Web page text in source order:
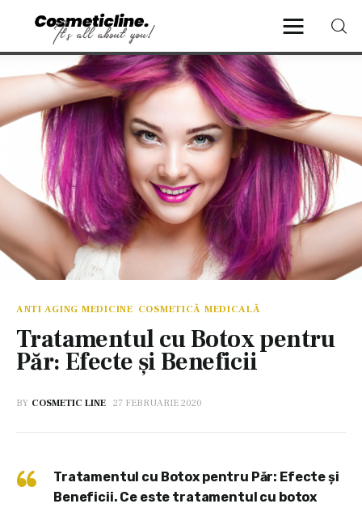
CosmeticLine.
It's all about you!
Frumusețe & Sănătate
Beauty & LifeStyle
Cosmetică Medicală
Anti Aging Medicine
ANTI AGING MEDICINE COSMETICĂ MEDICALĂ
Tratamentul cu Botox pentru
Păr: Efecte și Beneficii
BY COSMETIC LINE 27 FEBRUARIE 2020
Tratamentul cu Botox pentru Păr: Efecte și
Beneficii. Ce este tratamentul cu botox